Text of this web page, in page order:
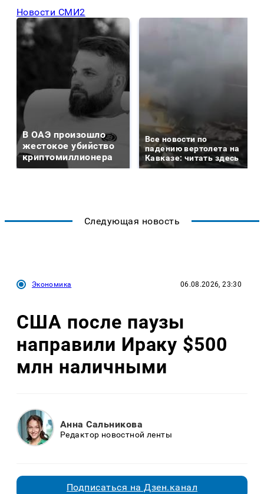
Новости СМИ2
В ОАЭ произошло
жестокое убийство
криптомиллионера
Все новости по
падению вертолета на
Кавказе: читать здесь
Следующая новость
Экономика 06.08.2026, 23:30
США после паузы
направили Ираку $500
млн наличными
Анна Сальникова
Редактор новостной ленты
Подписаться на Дзен.канал